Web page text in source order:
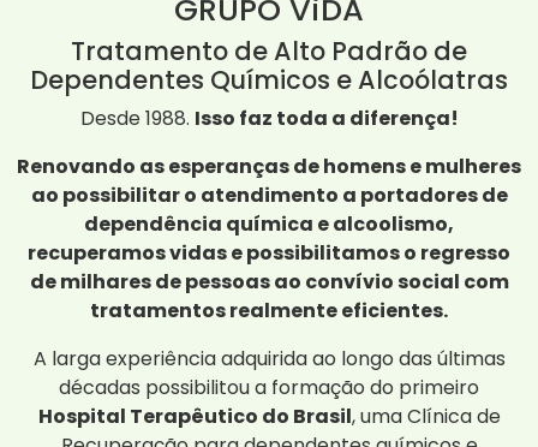
GRUPO ViDA
Tratamento de Alto Padrão de
Dependentes Químicos e Alcoólatras
Desde 1988. Isso faz toda a diferença!
Renovando as esperanças de homens e mulheres
ao possibilitar o atendimento a portadores de
dependência química e alcoolismo,
recuperamos vidas e possibilitamos o regresso
de milhares de pessoas ao convívio social com
tratamentos realmente eficientes.
A larga experiência adquirida ao longo das últimas
décadas possibilitou a formação do primeiro
Hospital Terapêutico do Brasil, uma Clínica de